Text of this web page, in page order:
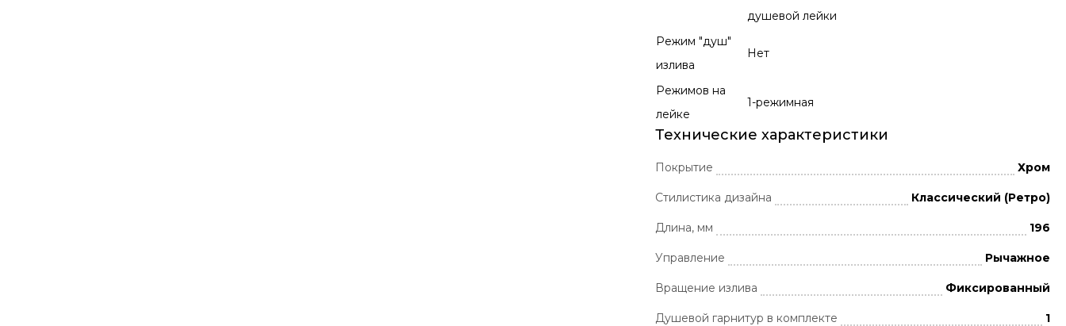
душевой лейки
Режим "душ"
излива
Нет
Режимов на
лейке
1-режимная
Технические характеристики
Покрытие Хром
Стилистика дизайна Классический (Ретро)
Длина, мм 196
Управление Рычажное
Вращение излива Фиксированный
Душевой гарнитур в комплекте 1